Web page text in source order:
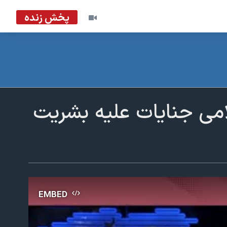
پخش زنده
جنایات علیه بشریت
EMBED